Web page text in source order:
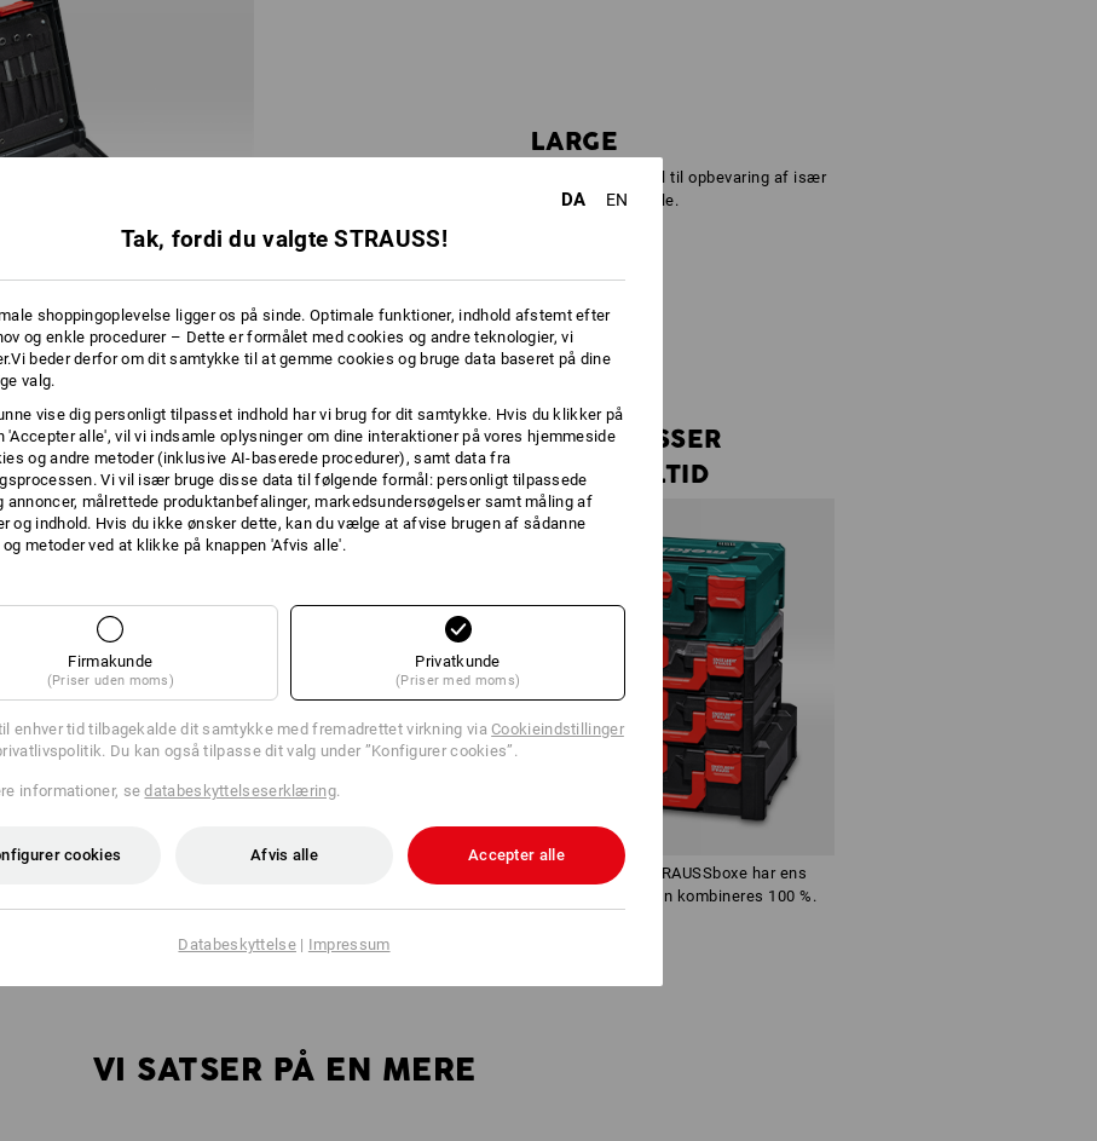
LARGE
Den meget bredere STRAUSSbox large er ideel til opbevaring af især
lange værktøjer og smådele.
at få
ALTID EN GOD
FORBINDELSE
Med dette system kan hver en boks kobles
grænser for kreativiteten og de individuelle
PASSER
ALTID
metaBOXE og STRAUSSboxe har ens
konstruktion og kan kombineres 100 %.
VI SATSER PÅ EN MERE
DA EN
Tak, fordi du valgte STRAUSS!
shoppingoplevelse ligger os på sinde. Optimale funktioner, indhold afstemt efter
og enkle procedurer – Dette er formålet med cookies og andre teknologier, vi
beder derfor om dit samtykke til at gemme cookies og bruge data baseret på dine
valg.
vise dig personligt tilpasset indhold har vi brug for dit samtykke. Hvis du klikker på
'Accepter alle', vil vi indsamle oplysninger om dine interaktioner på vores hjemmeside
og andre metoder (inklusive AI-baserede procedurer), samt data fra
Vi vil især bruge disse data til følgende formål: personligt tilpassede
annoncer, målrettede produktanbefalinger, markedsundersøgelser samt måling af
og indhold. Hvis du ikke ønsker dette, kan du vælge at afvise brugen af sådanne
metoder ved at klikke på knappen 'Afvis alle'.
Firmakunde
(Priser uden moms)
Privatkunde
(Priser med moms)
enhver tid tilbagekalde dit samtykke med fremadrettet virkning viaCookieindstillinger
Du kan også tilpasse dit valg under ”Konfigurer cookies”.
informationer, sedatabeskyttelseserklæring.
cookies Afvis alle Accepter alle
Databeskyttelse| Impressum